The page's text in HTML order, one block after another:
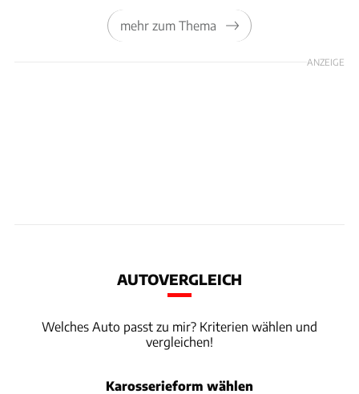
mehr zum Thema
ANZEIGE
AUTOVERGLEICH
Welches Auto passt zu mir? Kriterien wählen und
vergleichen!
Karosserieform wählen